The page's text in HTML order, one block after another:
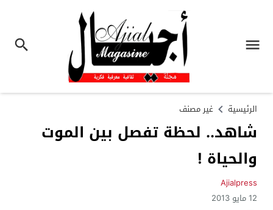
الرئيسية غير مصنف
شاهد.. لحظة تفصل بين الموت
والحياة !
Ajialpress
12 مايو 2013